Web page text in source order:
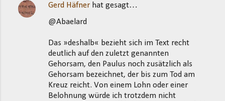
Gerd Häfner hat gesagt…
@Abaelard
Das »deshalb« bezieht sich im Text recht
deutlich auf den zuletzt genannten
Gehorsam, den Paulus noch zusätzlich als
Gehorsam bezeichnet, der bis zum Tod am
Kreuz reicht. Von einem Lohn oder einer
Belohnung würde ich trotzdem nicht